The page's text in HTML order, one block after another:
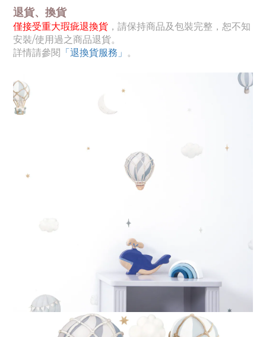
退貨、換貨
僅接受重大瑕疵退換貨 ，請保持商品及包裝完整，恕不知
安裝/使用過之商品退貨。
詳情請參閱 「退換貨服務」 。